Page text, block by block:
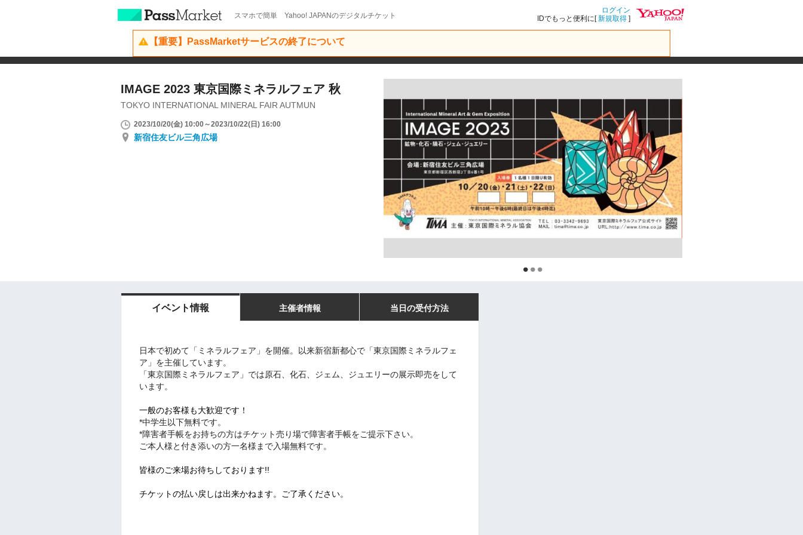
スマホで簡単 Yahoo! JAPANのデジタルチケット
ログイン
IDでもっと便利に[新規取得 ]
【重要】PassMarketサービスの終了について
IMAGE 2023 東京国際ミネラルフェア 秋
TOKYO INTERNATIONAL MINERAL FAIR AUTMUN
2023/10/20(金) 10:00～2023/10/22(日) 16:00
新宿住友ビル三角広場
イベント情報 主催者情報 当日の受付方法
日本で初めて「ミネラルフェア」を開催。以来新宿新都心で「東京国際ミネラルフェ
ア 」を主催しています。
「東京国際ミネラルフェア」では原石、化石、ジェム、ジュエリーの展示即売をして
います。
一般のお客様も大歓迎です！
*中学生以下無料です。
*障害者手帳をお持ちの方はチケット売り場で障害者手帳をご提示下さい。
ご本人様と付き添いの方一名様まで入場無料です。
皆様のご来場お待ちしております!!
チケットの払い戻しは出来かねます。ご了承ください。